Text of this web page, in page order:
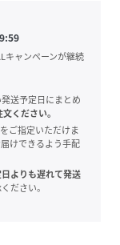
キャンペーンが継続
送予定日にまとめ
ください。
ご指定いただけま
けできるよう手配
よりも遅れて発送
ださい。